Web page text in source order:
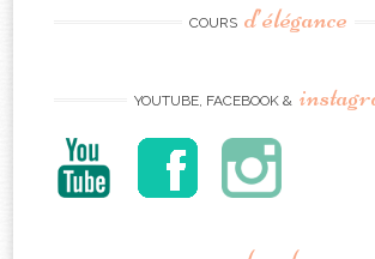
COURS d’élégance
YOUTUBE, FACEBOOK &